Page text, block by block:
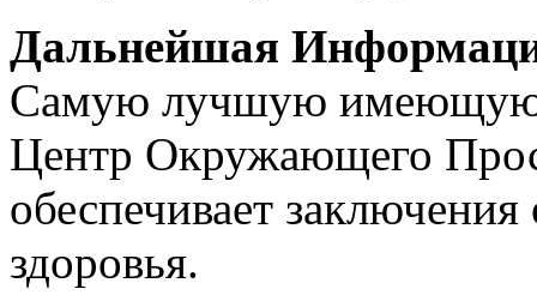
Дальнейшая
Самую лучшую
Центр Окружающего
обеспечивает
здоровья.